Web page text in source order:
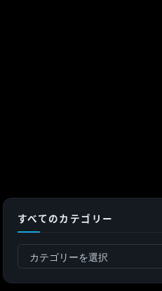
すべてのカテゴリー
べ